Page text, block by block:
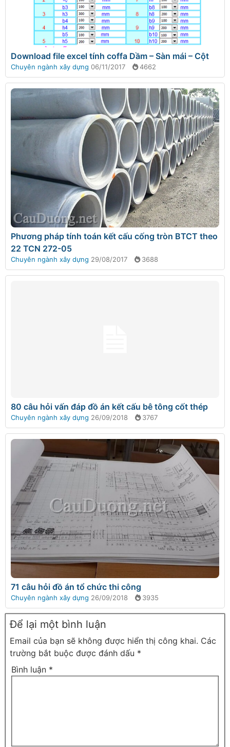
Download file excel tính coffa Dầm – Sàn mái – Cột
Chuyên ngành xây dựng 06/11/2017 4662
Phương pháp tính toán kết cấu cống tròn BTCT theo
22 TCN 272-05
Chuyên ngành xây dựng 29/08/2017 3688
80 câu hỏi vấn đáp đồ án kết cấu bê tông cốt thép
Chuyên ngành xây dựng 26/09/2018 3767
71 câu hỏi đồ án tổ chức thi công
Chuyên ngành xây dựng 26/09/2018 3935
Để lại một bình luận
Email của bạn sẽ không được hiển thị công khai. Các
trường bắt buộc được đánh dấu *
Bình luận *